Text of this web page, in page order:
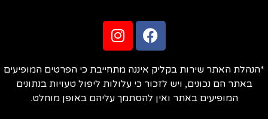
האתר שירות בקליק איננה מתחייבת כי הפרטים המופיעים
באתר הם נכונים, ויש לזכור כי עלולות ליפול טעויות בנתונים
המופיעים באתר ואין להסתמך עליהם באופן מוחלט.